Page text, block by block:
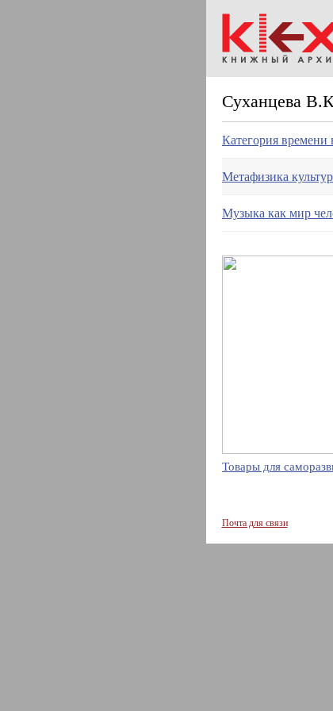
Суханцева
Категория времени
Метафизика
Музыка как мир
Товары для
Почта для связи